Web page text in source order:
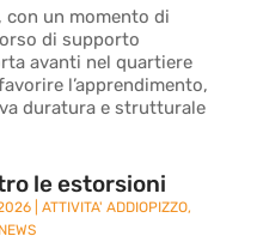
un momento di
di supporto
avanti nel quartiere
l’apprendimento,
duratura e strutturale
le estorsioni
|ATTIVITA' ADDIOPIZZO,
NEWS